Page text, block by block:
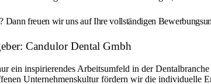
Dann freuen wir uns auf Ihre vollständigen
Candulor Dental Gmbh
inspirierendes Arbeitsumfeld in der
Unternehmenskultur fördern wir die individuelle